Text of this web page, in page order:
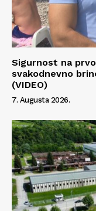
Info
O nama
Kontakt
Sigurnost na
svakodnevno
(VIDEO)
7. Augusta 2026.